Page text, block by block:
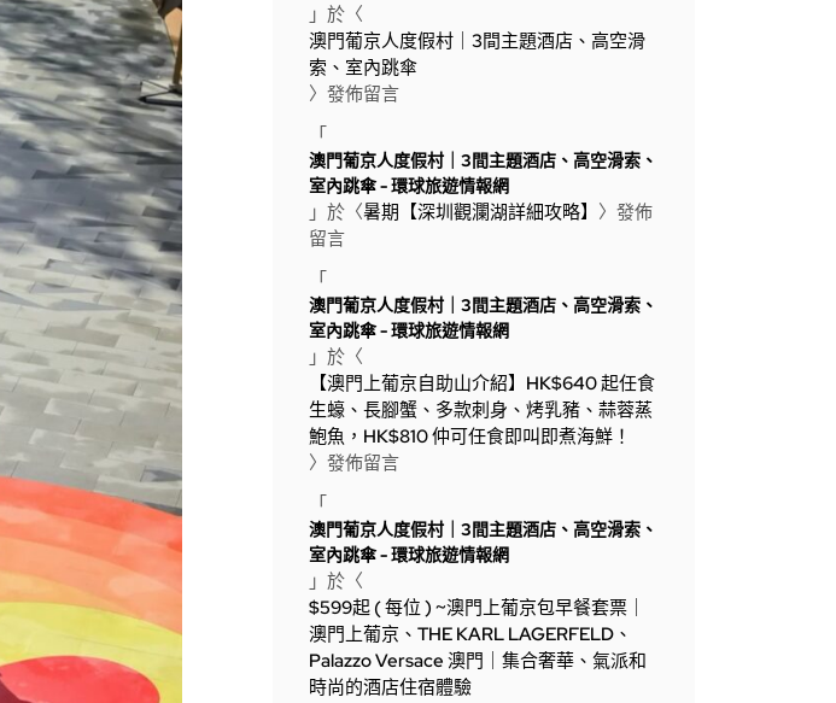
」於〈
澳門葡京人度假村｜3間主題酒店、高空滑
索、室內跳傘
〉發佈留言
「
澳門葡京人度假村｜3間主題酒店、高空滑索、
室內跳傘 - 環球旅遊情報網
」於〈暑期【深圳觀瀾湖詳細攻略】 〉發佈
留言
「
澳門葡京人度假村｜3間主題酒店、高空滑索、
室內跳傘 - 環球旅遊情報網
」於〈
【澳門上葡京自助山介紹】HK$640 起任食
生蠔、長腳蟹、多款刺身、烤乳豬、蒜蓉蒸
鮑魚，HK$810 仲可任食即叫即煮海鮮！
〉發佈留言
「
澳門葡京人度假村｜3間主題酒店、高空滑索、
室內跳傘 - 環球旅遊情報網
」於〈
$599起 ( 每位 ) ~澳門上葡京包早餐套票｜
澳門上葡京、THE KARL LAGERFELD、
Palazzo Versace 澳門｜集合奢華、氣派和
時尚的酒店住宿體驗